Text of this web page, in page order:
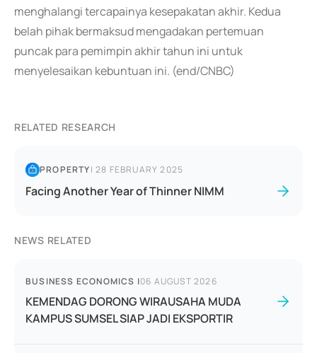
menghalangi tercapainya kesepakatan akhir. Kedua
belah pihak bermaksud mengadakan pertemuan
puncak para pemimpin akhir tahun ini untuk
menyelesaikan kebuntuan ini. (end/CNBC)
RELATED RESEARCH
PROPERTY|28 FEBRUARY 2025
Facing Another Year of Thinner NIMM
NEWS RELATED
BUSINESS ECONOMICS |06 AUGUST 2026
KEMENDAG DORONG WIRAUSAHA MUDA
KAMPUS SUMSEL SIAP JADI EKSPORTIR